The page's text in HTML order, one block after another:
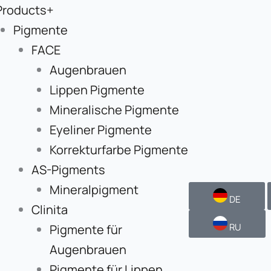
Pigmente
FACE
Augenbrauen
Lippen Pigmente
Mineralische Pigmente
Eyeliner Pigmente
Korrekturfarbe Pigmente
AS-Pigments
Mineralpigment
Clinita
Pigmente für
Augenbrauen
DE
RU